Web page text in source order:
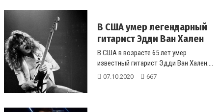
В США умер легендарный
гитарист Эдди Ван Хален
В США в возрасте 65 лет умер
известный гитарист Эдди Ван Хален....
07.10.2020 667